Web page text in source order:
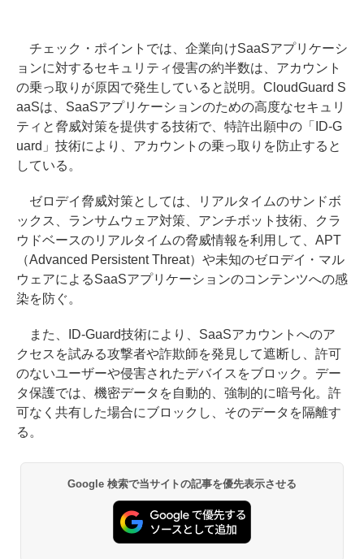
チェック・ポイントでは、企業向けSaaSアプリケーシ
ョンに対するセキュリティ侵害の約半数は、アカウント
の乗っ取りが原因で発生していると説明。CloudGuard S
aaSは、SaaSアプリケーションのための高度なセキュリ
ティと脅威対策を提供する技術で、特許出願中の「ID-G
uard」技術により、アカウントの乗っ取りを防止すると
している。
ゼロデイ脅威対策としては、リアルタイムのサンドボ
ックス、ランサムウェア対策、アンチボット技術、クラ
ウドベースのリアルタイムの脅威情報を利用して、APT
（Advanced Persistent Threat）や未知のゼロデイ・マル
ウェアによるSaaSアプリケーションのコンテンツへの感
染を防ぐ。
また、ID-Guard技術により、SaaSアカウントへのア
クセスを試みる攻撃者や詐欺師を発見して遮断し、許可
のないユーザーや侵害されたデバイスをブロック。デー
タ保護では、機密データを自動的、強制的に暗号化。許
可なく共有した場合にブロックし、そのデータを隔離す
る。
Google 検索で当サイトの記事を優先表示させる